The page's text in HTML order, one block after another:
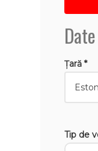
Țară *
Tip de